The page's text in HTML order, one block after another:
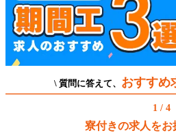
\ 質問に答えて、 おすすめ
1 / 4
寮付きの求人をお